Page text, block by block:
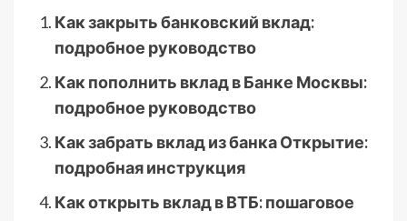
Как закрыть банковский вклад:
подробное руководство
Как пополнить вклад в Банке Москвы:
подробное руководство
Как забрать вклад из банка Открытие:
подробная инструкция
Как открыть вклад в ВТБ: пошаговое